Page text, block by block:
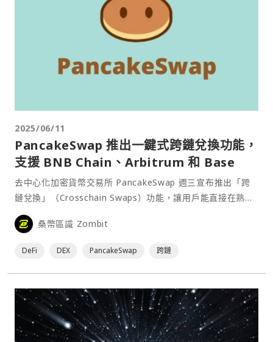
2025/06/11
PancakeSwap 推出一鍵式跨鏈兌換功能，
支援 BNB Chain、Arbitrum 和 Base
去中心化加密貨幣交易所 PancakeSwap 週三宣布推出「跨
鏈兌換」（Crosschain Swaps）功能，讓用戶能直接在熟悉
的平台介面上，於 BNB Chain、Arbitrum 和 Base 等三個
區塊鏈之間一鍵完成代幣兌換。⋯
桑幣區識 Zombit
DeFi DEX PancakeSwap 跨鏈